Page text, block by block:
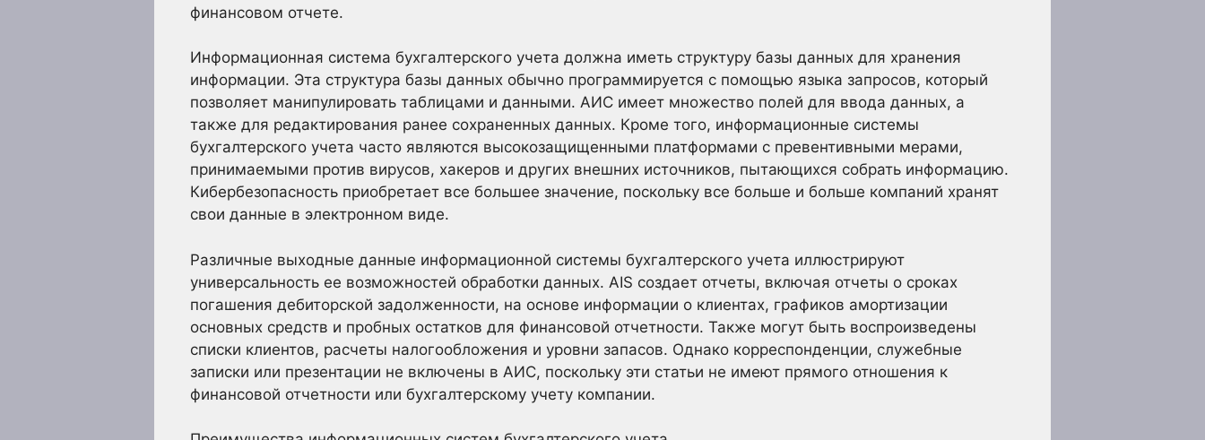
финансовом отчете.
Информационная система бухгалтерского учета должна иметь структуру базы данных для хранения
информации. Эта структура базы данных обычно программируется с помощью языка запросов, который
позволяет манипулировать таблицами и данными. АИС имеет множество полей для ввода данных, а
также для редактирования ранее сохраненных данных. Кроме того, информационные системы
бухгалтерского учета часто являются высокозащищенными платформами с превентивными мерами,
принимаемыми против вирусов, хакеров и других внешних источников, пытающихся собрать информацию.
Кибербезопасность приобретает все большее значение, поскольку все больше и больше компаний хранят
свои данные в электронном виде.
Различные выходные данные информационной системы бухгалтерского учета иллюстрируют
универсальность ее возможностей обработки данных. AIS создает отчеты, включая отчеты о сроках
погашения дебиторской задолженности, на основе информации о клиентах, графиков амортизации
основных средств и пробных остатков для финансовой отчетности. Также могут быть воспроизведены
списки клиентов, расчеты налогообложения и уровни запасов. Однако корреспонденции, служебные
записки или презентации не включены в АИС, поскольку эти статьи не имеют прямого отношения к
финансовой отчетности или бухгалтерскому учету компании.